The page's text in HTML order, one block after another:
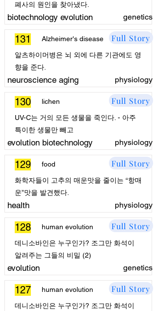
폐사의 원인을 찾아냈다.
biotechnology evolution genetics
131 Full Story
Alzheimer's disease
알츠하이머병은 뇌 외에 다른 기관에도 영
향을 준다.
neuroscience aging physiology
130 Full Story
lichen
UV-C는 거의 모든 생물을 죽인다. - 아주
특이한 생물만 빼고
evolution biotechnology physiology
129 Full Story
food
화학자들이 고추의 매운맛을 줄이는 “항매
운”맛을 발견했다.
health physiology
128 Full Story
human evolution
데니소바인은 누구인가? 조그만 화석이
알려주는 그들의 비밀 (2)
evolution genetics
127 Full Story
human evolution
데니소바인은 누구인가? 조그만 화석이